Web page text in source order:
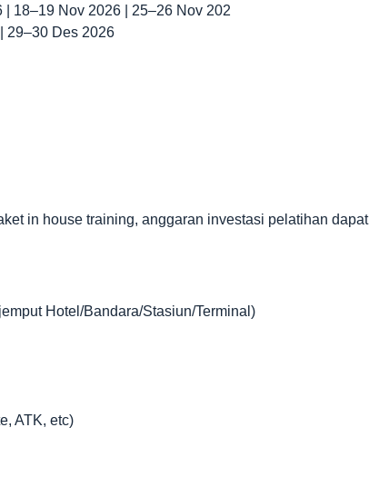
| 18–19 Nov 2026 | 25–26 Nov 202
29–30 Des 2026
in house training, anggaran investasi pelatihan dapat
Hotel/Bandara/Stasiun/Terminal)
ATK, etc)